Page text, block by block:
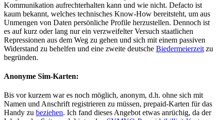
Kommunikation aufrechterhalten kann und wie nicht. Defacto ist
kaum bekannt, welches technisches Know-How bereitsteht, um aus
Unmengen von Daten persönliche Profile herzustellen. Dennoch ist
es auf kurz oder lang nur ein verzweifelter Versuch staatlichen
Repressionen aus dem Weg zu gehen und sich mit einem passiven
Widerstand zu behelfen und eine zweite deutsche Biedermeierzeit zu
begründen.
Anonyme Sim-Karten:
Bis vor kurzem war es noch möglich, anonym, d.h. ohne sich mit
Namen und Anschrift registrieren zu müssen, prepaid-Karten für das
Handy zu beziehen. Ich fand dieses Angebot etwas anrüchig, da der